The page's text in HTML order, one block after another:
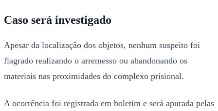
Caso será investigado
Apesar da localização dos objetos, nenhum suspeito foi
flagrado realizando o arremesso ou abandonando os
materiais nas proximidades do complexo prisional.
A ocorrência foi registrada em boletim e será apurada pelas